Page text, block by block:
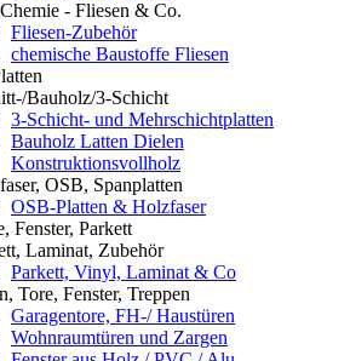
- Fliesen & Co.
Fliesen-Zubehör
chemische Baustoffe Fliesen
Bauholz/3-Schicht
3-Schicht- und Mehrschichtplatten
Bauholz Latten Dielen
Konstruktionsvollholz
OSB, Spanplatten
OSB-Platten & Holzfaser
Fenster, Parkett
Laminat, Zubehör
Parkett, Vinyl, Laminat & Co
Tore, Fenster, Treppen
Garagentore, FH-/ Haustüren
Wohnraumtüren und Zargen